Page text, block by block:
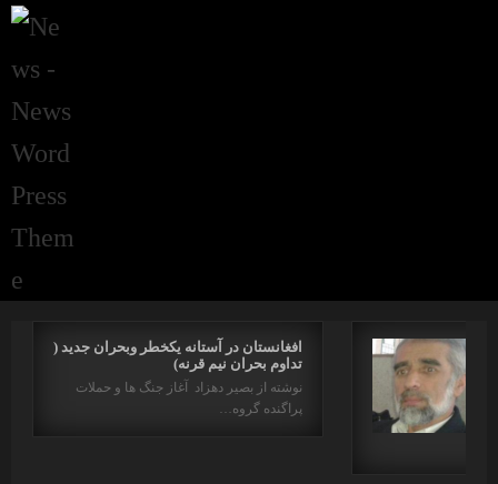
افغانستان در آستانه یکخطر وبحران جدید (
تداوم بحران نیم قرنه)
نوشته از بصیر دهزاد آغاز جنگ ها و حملات
پراگنده گروه…